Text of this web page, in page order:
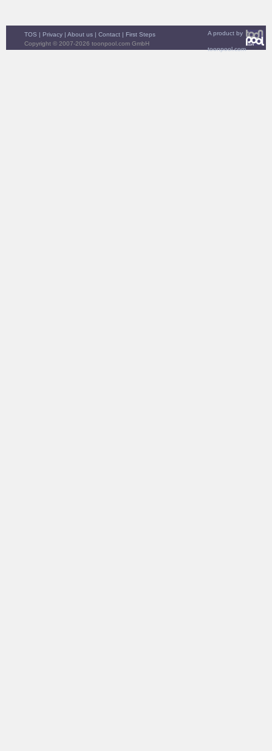
A product by
toonpool.com
TOS | Privacy | About us | Contact | First Steps
Copyright © 2007-2026 toonpool.com GmbH